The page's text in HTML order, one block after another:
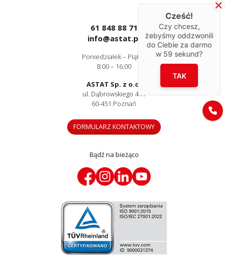
61 848 88 71
info@astat.pl
Poniedziałek – Piątek
8:00 – 16:00
ASTAT Sp. z o.o.
ul. Dąbrowskiego 441
60-451 Poznań
FORMULARZ KONTAKTOWY
Bądź na bieżąco
Cześć!
Czy chcesz,
żebyśmy oddzwonili
do Ciebie za darmo
w 59 sekund?
TAK